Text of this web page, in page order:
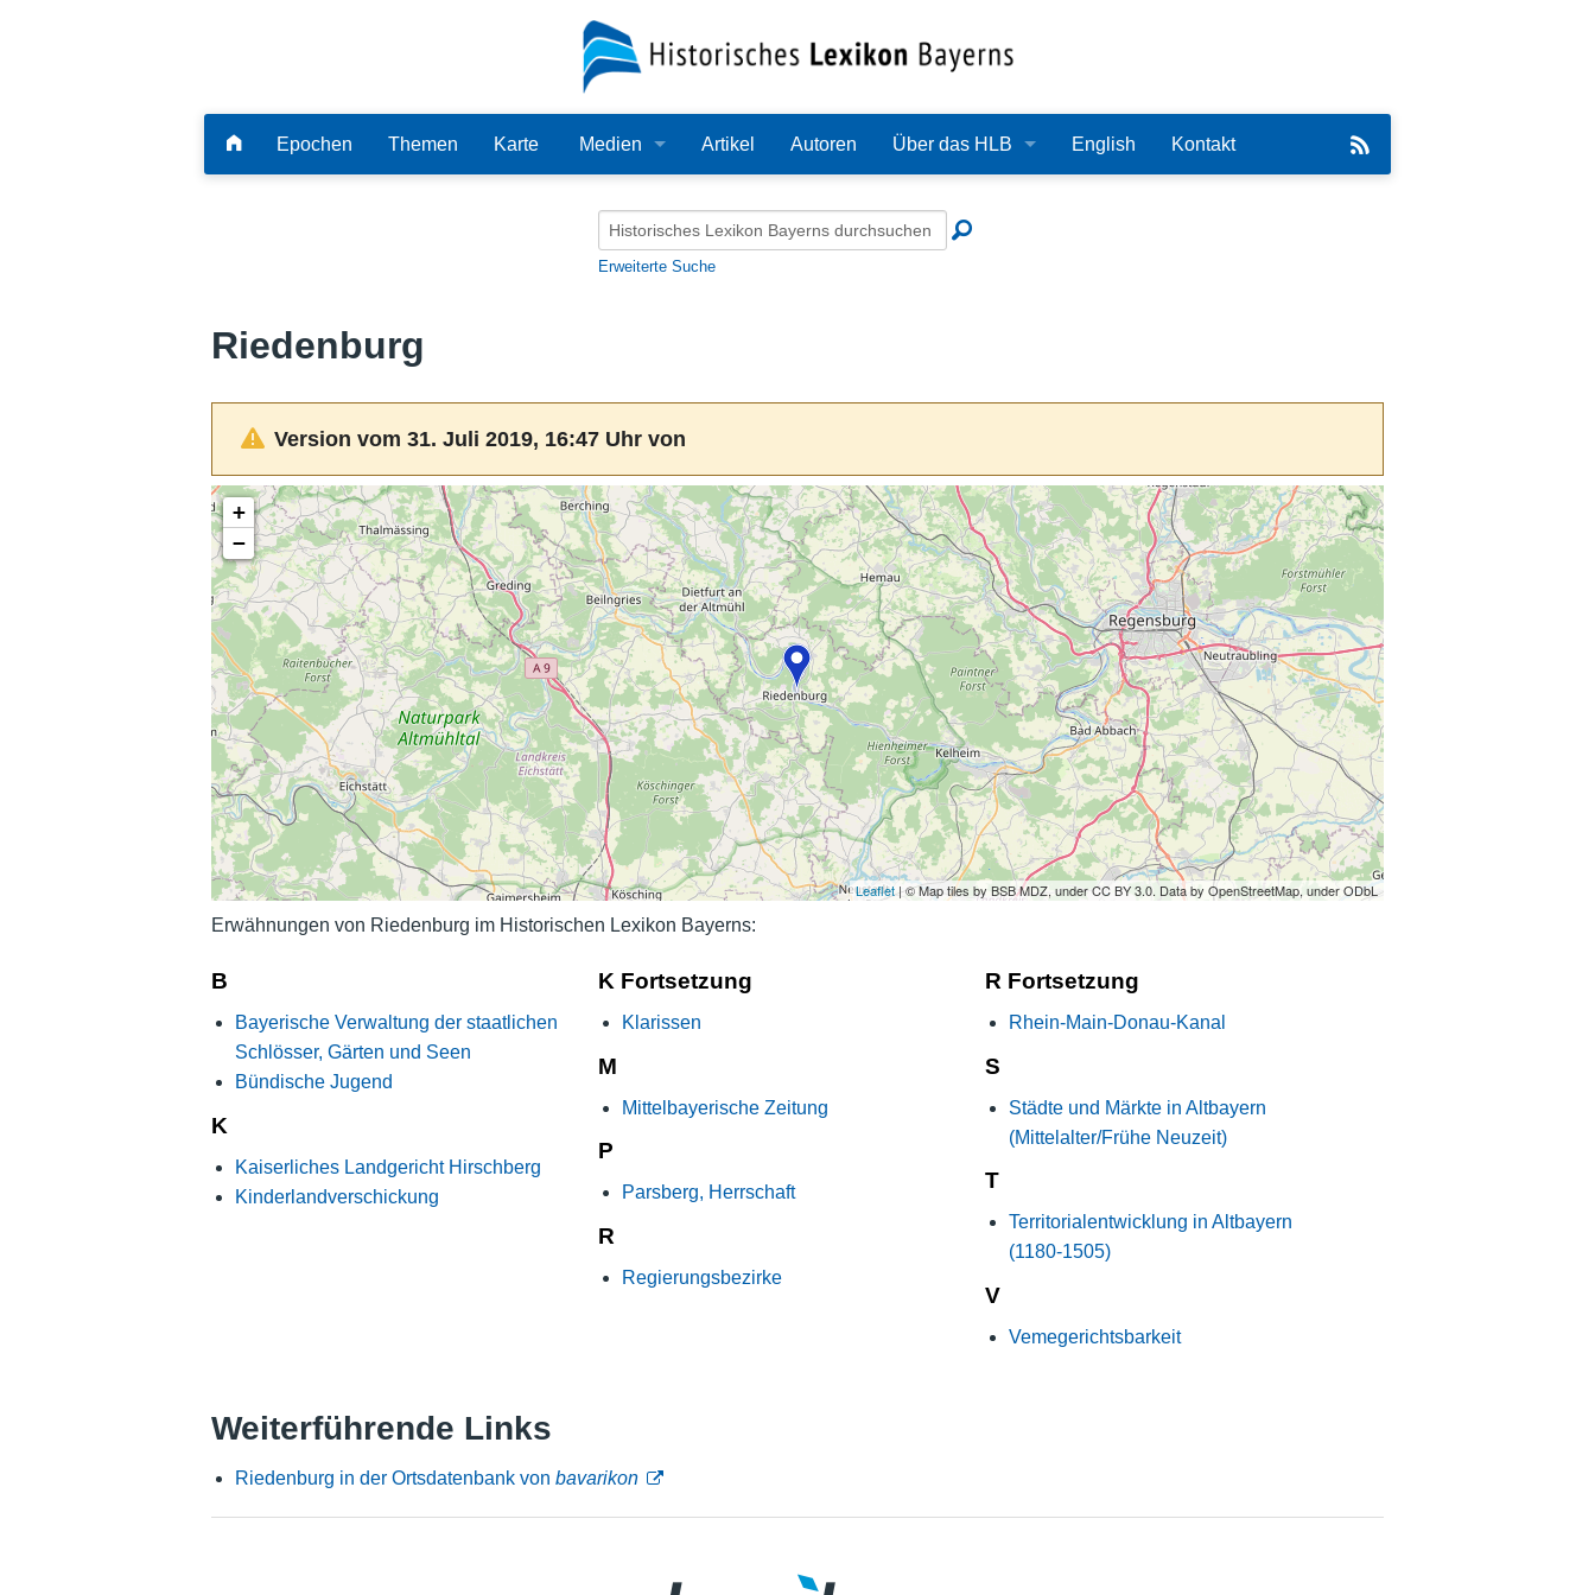
Epochen Themen Karte Medien
Audio
Artikel Autoren Über das HLB
Redaktion
Häufige Fragen
Nutzungshinweise
English Kontakt
Erweiterte Suche
Riedenburg
Version vom 31. Juli 2019, 16:47 Uhr von
+
−
Leaflet| © Map tiles by BSB MDZ, under CC BY 3.0. Data by OpenStreetMap, under ODbL
Erwähnungen von Riedenburg im Historischen Lexikon Bayerns:
B
Bayerische Verwaltung der staatlichen
Schlösser, Gärten und Seen
Bündische Jugend
K
Kaiserliches Landgericht Hirschberg
Kinderlandverschickung
K Fortsetzung
Klarissen
M
Mittelbayerische Zeitung
P
Parsberg, Herrschaft
R
Regierungsbezirke
R Fortsetzung
Rhein-Main-Donau-Kanal
S
Städte und Märkte in Altbayern
(Mittelalter/Frühe Neuzeit)
T
Territorialentwicklung in Altbayern
(1180-1505)
V
Vemegerichtsbarkeit
Weiterführende Links
Riedenburg in der Ortsdatenbank von bavarikon